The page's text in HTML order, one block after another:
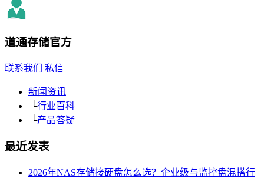
道通存储官方
联系我们 私信
新闻资讯
└行业百科
└产品答疑
最近发表
2026年NAS存储接硬盘怎么选？企业级与监控盘混搭行